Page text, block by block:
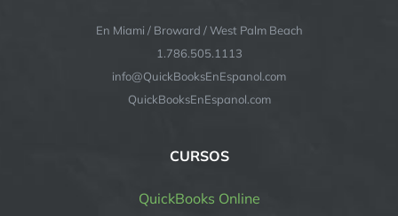
En Miami / Broward / West Palm Beach
1.786.505.1113
info@QuickBooksEnEspanol.com
QuickBooksEnEspanol.com
CURSOS
QuickBooks Online